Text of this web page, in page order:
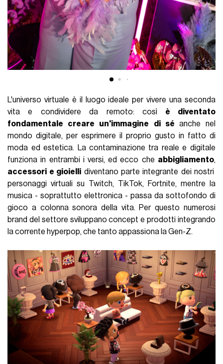
L'universo virtuale è il luogo ideale per vivere una seconda
vita e condividere da remoto: così è diventato
fondamentale creare un'immagine di sé anche nel
mondo digitale, per esprimere il proprio gusto in fatto di
moda ed estetica. La contaminazione tra reale e digitale
funziona in entrambi i versi, ed ecco che abbigliamento,
accessori e gioielli diventano parte integrante dei nostri
personaggi virtuali su Twitch, TikTok, Fortnite, mentre la
musica - soprattutto elettronica - passa da sottofondo di
gioco a colonna sonora della vita. Per questo numerosi
brand del settore sviluppano concept e prodotti integrando
la corrente hyperpop, che tanto appassiona la Gen-Z.